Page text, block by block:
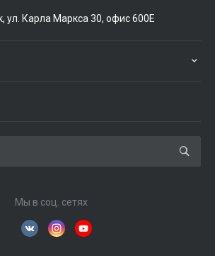
ул. Карла Маркса 30, офис 600Е
Мы в соц. сетях